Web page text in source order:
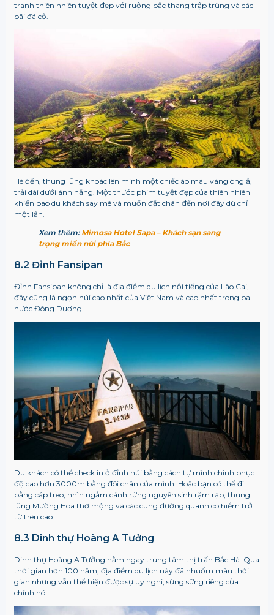
tranh thiên nhiên tuyệt đẹp với ruộng bậc thang trập trùng và các
bãi đá cổ.
Hè đến, thung lũng khoác lên mình một chiếc áo màu vàng óng ả,
trải dài dưới ánh nắng. Một thước phim tuyệt đẹp của thiên nhiên
khiến bao du khách say mê và muốn đặt chân đến nơi đây dù chỉ
một lần.
Xem thêm: Mimosa Hotel Sapa – Khách sạn sang
trọng miền núi phía Bắc
8.2 Đỉnh Fansipan
Đỉnh Fansipan không chỉ là địa điểm du lịch nổi tiếng của Lào Cai,
đây cũng là ngọn núi cao nhất của Việt Nam và cao nhất trong ba
nước Đông Dương.
Du khách có thể check in ở đỉnh núi bằng cách tự mình chinh phục
độ cao hơn 3000m bằng đôi chân của mình. Hoặc bạn có thể đi
bằng cáp treo, nhìn ngắm cánh rừng nguyên sinh rậm rạp, thung
lũng Mường Hoa thơ mộng và các cung đường quanh co hiểm trở
từ trên cao.
8.3 Dinh thự Hoàng A Tưởng
Dinh thự Hoàng A Tưởng nằm ngay trung tâm thị trấn Bắc Hà. Qua
thời gian hơn 100 năm, địa điểm du lịch này đã nhuốm màu thời
gian nhưng vẫn thể hiện được sự uy nghi, sừng sững riêng của
chính nó.